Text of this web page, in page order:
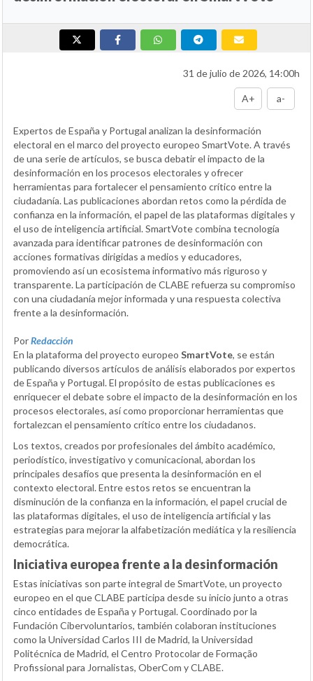
31 de julio de 2026, 14:00h
A+ a-
Expertos de España y Portugal analizan la desinformación
electoral en el marco del proyecto europeo SmartVote. A través
de una serie de artículos, se busca debatir el impacto de la
desinformación en los procesos electorales y ofrecer
herramientas para fortalecer el pensamiento crítico entre la
ciudadanía. Las publicaciones abordan retos como la pérdida de
confianza en la información, el papel de las plataformas digitales y
el uso de inteligencia artificial. SmartVote combina tecnología
avanzada para identificar patrones de desinformación con
acciones formativas dirigidas a medios y educadores,
promoviendo así un ecosistema informativo más riguroso y
transparente. La participación de CLABE refuerza su compromiso
con una ciudadanía mejor informada y una respuesta colectiva
frente a la desinformación.
PorRedacción
En la plataforma del proyecto europeo SmartVote, se están
publicando diversos artículos de análisis elaborados por expertos
de España y Portugal. El propósito de estas publicaciones es
enriquecer el debate sobre el impacto de la desinformación en los
procesos electorales, así como proporcionar herramientas que
fortalezcan el pensamiento crítico entre los ciudadanos.
Los textos, creados por profesionales del ámbito académico,
periodístico, investigativo y comunicacional, abordan los
principales desafíos que presenta la desinformación en el
contexto electoral. Entre estos retos se encuentran la
disminución de la confianza en la información, el papel crucial de
las plataformas digitales, el uso de inteligencia artificial y las
estrategias para mejorar la alfabetización mediática y la resiliencia
democrática.
Iniciativa europea frente a la desinformación
Estas iniciativas son parte integral de SmartVote, un proyecto
europeo en el que CLABE participa desde su inicio junto a otras
cinco entidades de España y Portugal. Coordinado por la
Fundación Cibervoluntarios, también colaboran instituciones
como la Universidad Carlos III de Madrid, la Universidad
Politécnica de Madrid, el Centro Protocolar de Formação
Profissional para Jornalistas, OberCom y CLABE.